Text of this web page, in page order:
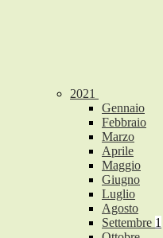
2021
Gennaio
Febbraio
Marzo
Aprile
Maggio
Giugno
Luglio
Agosto
Settembre 1